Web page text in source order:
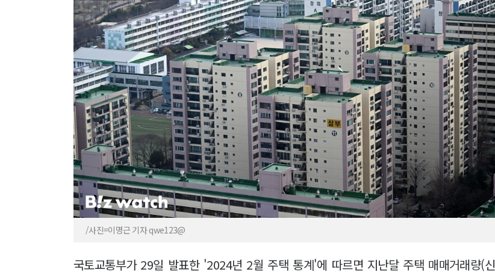
/사진=이명근 기자 qwe123@
국토교통부가 29일 발표한 '2024년 2월 주택 통계'에 따르면 지난달 주택 매매거래량(신